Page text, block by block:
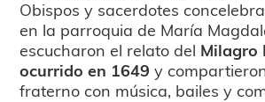
Obispos y sacerdotes
en la parroquia de María
escucharon el relato del Milagro
ocurrido en 1649 y
fraterno con música, bailes y